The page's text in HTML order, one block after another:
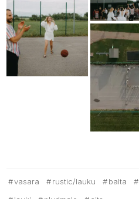
vasara rustic/lauku balta